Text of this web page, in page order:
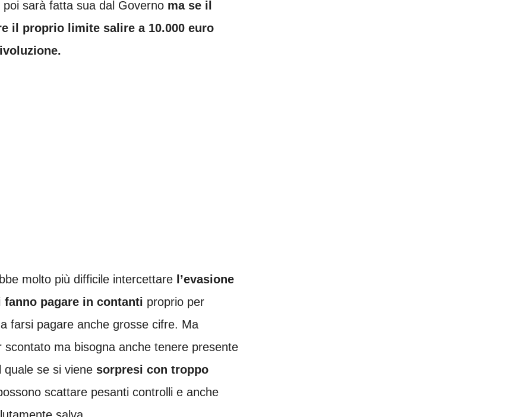
sarà fatta sua dal Governo ma se il
il proprio limite salire a 10.000 euro
molto più difficile intercettare l’evasione
pagare in contanti proprio per
farsi pagare anche grosse cifre. Ma
ma bisogna anche tenere presente
quale se si viene sorpresi con troppo
scattare pesanti controlli e anche
salva.